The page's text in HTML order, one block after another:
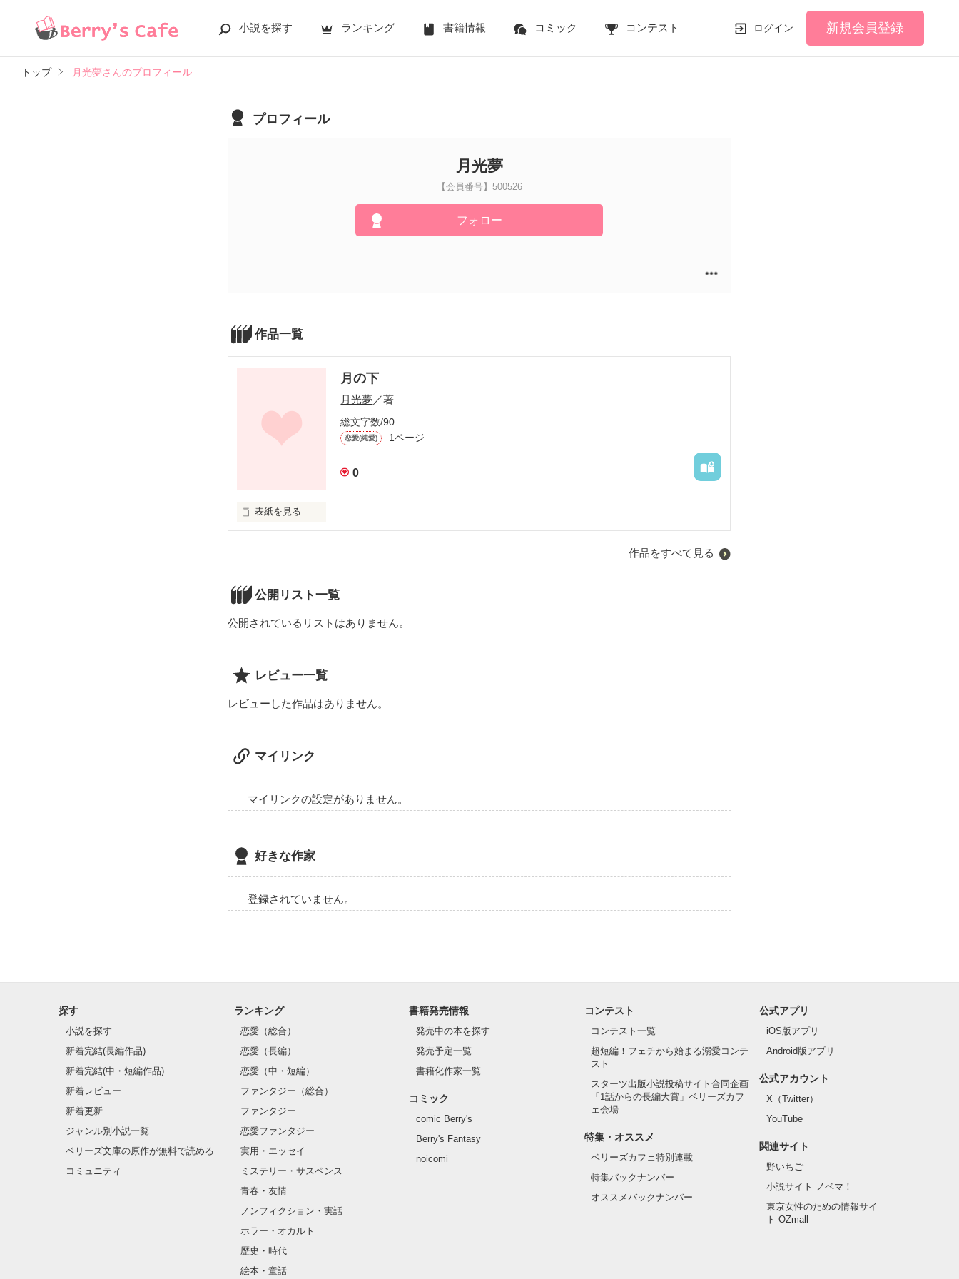
小説を探す ランキング 書籍情報 コミック コンテスト ログイン 新規会員登録
トップ 月光夢さんのプロフィール
プロフィール
月光夢
【会員番号】500526
フォロー
作品一覧
月の下
月光夢／著
総文字数/90
恋愛(純愛) 1ページ
0
表紙を見る
作品をすべて見る
公開リスト一覧
公開されているリストはありません。
レビュー一覧
レビューした作品はありません。
マイリンク
マイリンクの設定がありません。
好きな作家
登録されていません。
探す
小説を探す
新着完結(長編作品)
新着完結(中・短編作品)
新着レビュー
新着更新
ジャンル別小説一覧
ベリーズ文庫の原作が無料で読める
コミュニティ
ランキング
恋愛（総合）
恋愛（長編）
恋愛（中・短編）
ファンタジー（総合）
ファンタジー
恋愛ファンタジー
実用・エッセイ
ミステリー・サスペンス
青春・友情
ノンフィクション・実話
ホラー・オカルト
歴史・時代
絵本・童話
書籍発売情報
発売中の本を探す
発売予定一覧
書籍化作家一覧
コミック
comic Berry's
Berry's Fantasy
noicomi
コンテスト
コンテスト一覧
超短編！フェチから始まる溺愛コンテ
スト
スターツ出版小説投稿サイト合同企画
「1話からの長編大賞」ベリーズカフ
ェ会場
特集・オススメ
ベリーズカフェ特別連載
特集バックナンバー
オススメバックナンバー
公式アプリ
iOS版アプリ
Android版アプリ
公式アカウント
X（Twitter）
YouTube
関連サイト
野いちご
小説サイト ノベマ！
東京女性のための情報サイ
ト OZmall